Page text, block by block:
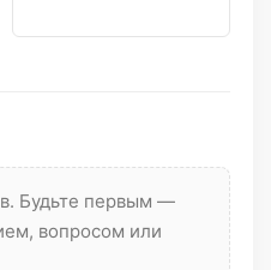
Будьте первым —
вопросом или